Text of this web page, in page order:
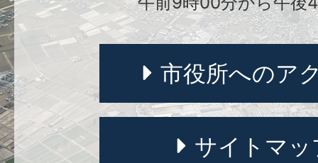
市役所へのア
サイトマッ